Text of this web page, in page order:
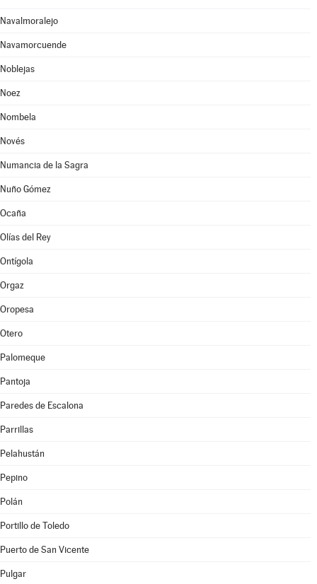
Navalmoralejo
Navamorcuende
Noblejas
Noez
Nombela
Novés
Numancia de la Sagra
Nuño Gómez
Ocaña
Olías del Rey
Ontígola
Orgaz
Oropesa
Otero
Palomeque
Pantoja
Paredes de Escalona
Parrillas
Pelahustán
Pepino
Polán
Portillo de Toledo
Puerto de San Vicente
Pulgar